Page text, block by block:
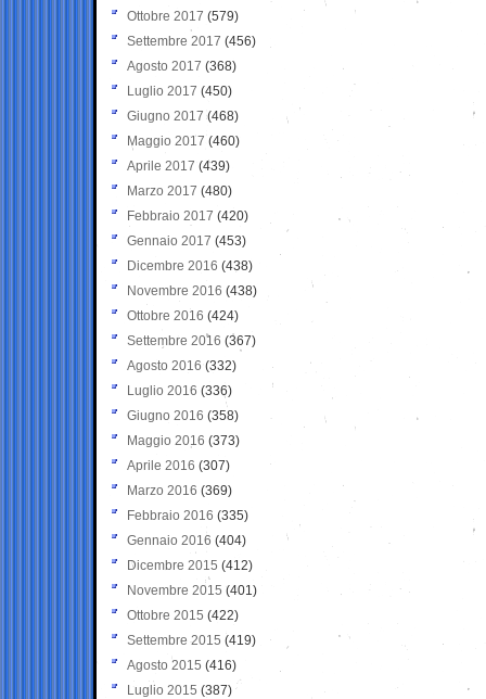
Ottobre 2017 (579)
Settembre 2017 (456)
Agosto 2017 (368)
Luglio 2017 (450)
Giugno 2017 (468)
Maggio 2017 (460)
Aprile 2017 (439)
Marzo 2017 (480)
Febbraio 2017 (420)
Gennaio 2017 (453)
Dicembre 2016 (438)
Novembre 2016 (438)
Ottobre 2016 (424)
Settembre 2016 (367)
Agosto 2016 (332)
Luglio 2016 (336)
Giugno 2016 (358)
Maggio 2016 (373)
Aprile 2016 (307)
Marzo 2016 (369)
Febbraio 2016 (335)
Gennaio 2016 (404)
Dicembre 2015 (412)
Novembre 2015 (401)
Ottobre 2015 (422)
Settembre 2015 (419)
Agosto 2015 (416)
Luglio 2015 (387)